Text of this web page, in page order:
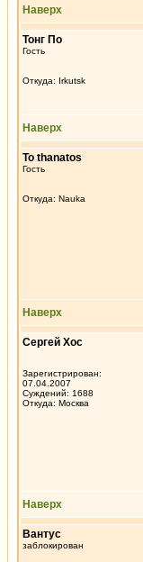
Наверх
Тонг По
Гость
Откуда: Irkutsk
Наверх
To thanatos
Гость
Откуда: Nauka
Наверх
Сергей Хос
Зарегистрирован:
07.04.2007
Суждений: 1688
Откуда: Москва
Наверх
Вантус
заблокирован